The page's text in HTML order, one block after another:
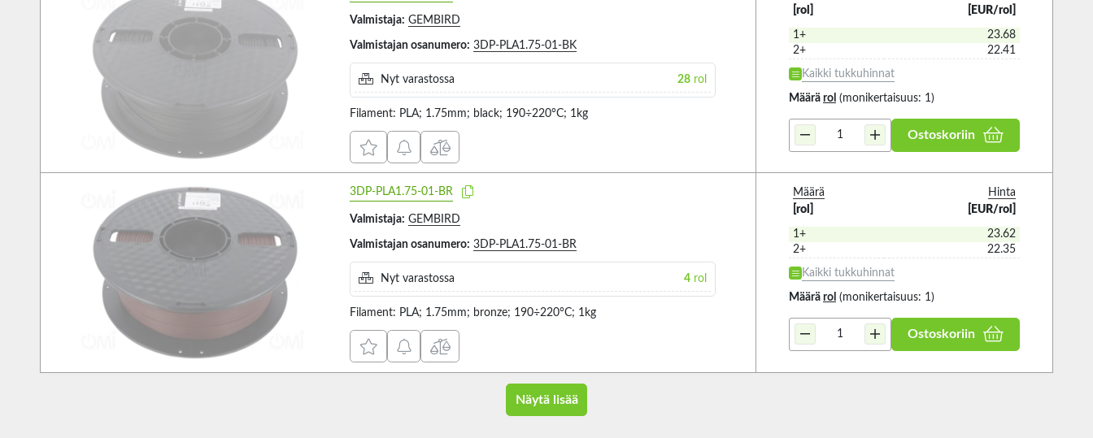
Valmistaja: GEMBIRD
Valmistajan osanumero: 3DP-PLA1.75-01-BK
Nyt varastossa 28 rol
Filament: PLA; 1.75mm; black; 190÷220°C; 1kg
[rol]
[EUR/rol]
1+
23.68
2+
22.41
Kaikki tukkuhinnat
Määrä rol (monikertaisuus: 1)
Ostoskoriin
3DP-PLA1.75-01-BR
Valmistaja: GEMBIRD
Valmistajan osanumero: 3DP-PLA1.75-01-BR
Nyt varastossa 4 rol
Filament: PLA; 1.75mm; bronze; 190÷220°C; 1kg
Määrä
[rol]
Hinta
[EUR/rol]
1+
23.62
2+
22.35
Kaikki tukkuhinnat
Määrä rol (monikertaisuus: 1)
Ostoskoriin
Näytä lisää